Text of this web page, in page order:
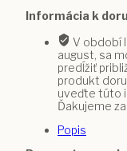
dievčatkom
dúhou
Informácia k
V období
august, sa
predĺžiť
produkt
uveďte túto
Ďakujeme
Popis